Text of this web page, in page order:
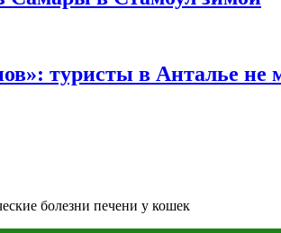
туристы в Анталье не
болезни печени у кошек